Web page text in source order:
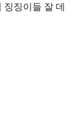
징징이들 잘 데